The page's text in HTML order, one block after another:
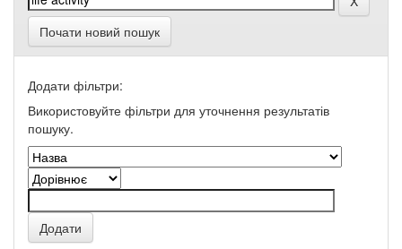
Почати новий пошук
Додати фільтри:
Використовуйте фільтри для уточнення результатів
пошуку.